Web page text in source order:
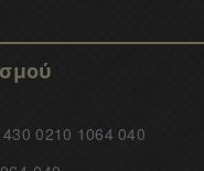
0210 1064 040